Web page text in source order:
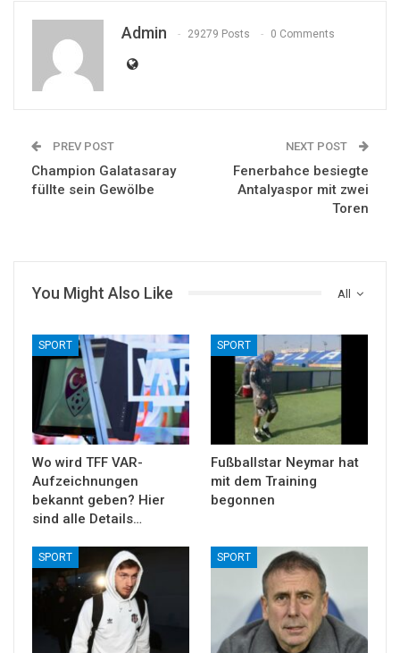
Admin 29279 Posts 0 Comments
PREV POST
Champion Galatasaray
füllte sein Gewölbe
NEXT POST
Fenerbahce besiegte
Antalyaspor mit zwei
Toren
All
You Might Also Like
SPORT
Wo wird TFF VAR-
Aufzeichnungen
bekannt geben? Hier
sind alle Details…
SPORT
Fußballstar Neymar hat
mit dem Training
begonnen
SPORT SPORT